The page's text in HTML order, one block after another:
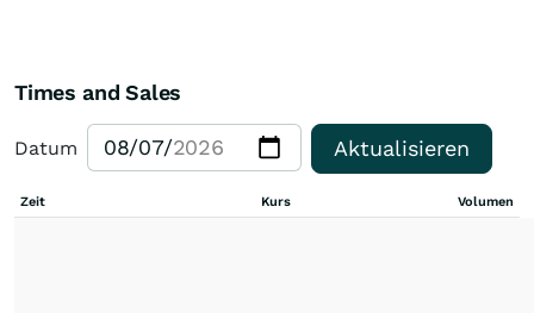
Times and Sales
Datum Aktualisieren
Zeit Kurs Volumen